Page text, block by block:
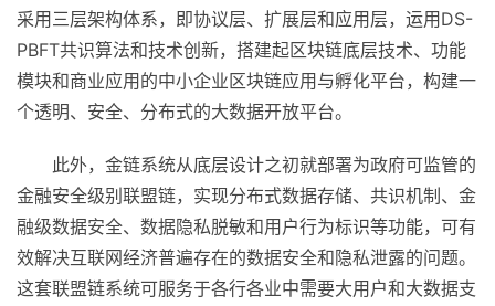
采用三层架构体系，即协议层、扩展层和应用层，运用DS-
PBFT共识算法和技术创新，搭建起区块链底层技术、功能
模块和商业应用的中小企业区块链应用与孵化平台，构建一
个透明、安全、分布式的大数据开放平台。
此外，金链系统从底层设计之初就部署为政府可监管的
金融安全级别联盟链，实现分布式数据存储、共识机制、金
融级数据安全、数据隐私脱敏和用户行为标识等功能，可有
效解决互联网经济普遍存在的数据安全和隐私泄露的问题。
这套联盟链系统可服务于各行各业中需要大用户和大数据支